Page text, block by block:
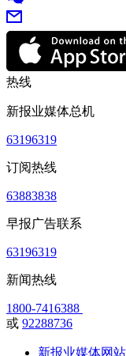
热线
新报业媒体总机
63196319
订阅热线
63883838
早报广告联系
63196319
新闻热线
1800-7416388
或 92288736
新报业媒体网站